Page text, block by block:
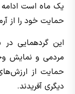
یک ماه است ادامه
حمایت خود را از
این گردهمایی
مردمی و نمایش
حمایت از
دیگری آفریدند.